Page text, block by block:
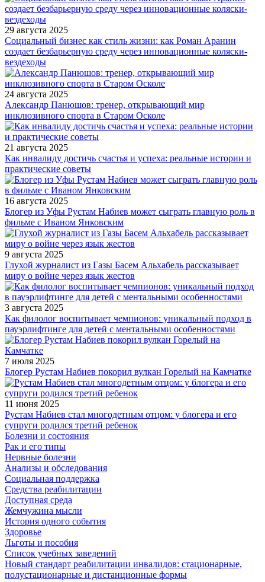
29 августа 2025
Социальный бизнес как стиль жизни: как Роман Аранин
создает безбарьерную среду через инновационные коляски-
вездеходы
24 августа 2025
Александр Панюшов: тренер, открывающий мир
инклюзивного спорта в Старом Осколе
21 августа 2025
Как инвалиду достичь счастья и успеха: реальные истории и
практические советы
16 августа 2025
Блогер из Уфы Рустам Набиев может сыграть главную роль в
фильме с Иваном Янковским
9 августа 2025
Глухой журналист из Газы Басем Альхабель рассказывает
миру о войне через язык жестов
3 августа 2025
Как филолог воспитывает чемпионов: уникальный подход в
пауэрлифтинге для детей с ментальными особенностями
7 июля 2025
Блогер Рустам Набиев покорил вулкан Горелый на Камчатке
11 июня 2025
Рустам Набиев стал многодетным отцом: у блогера и его
супруги родился третий ребенок
Болезни и состояния
Рак и его типы
Нервные болезни
Анализы и обследования
Социальная поддержка
Средства реабилитации
Доступная среда
Жемчужина мысли
История одного события
Здоровье
Льготы и пособия
Список учебных заведений
Новый стандарт реабилитации инвалидов: стационарные,
полустационарные и дистанционные формы